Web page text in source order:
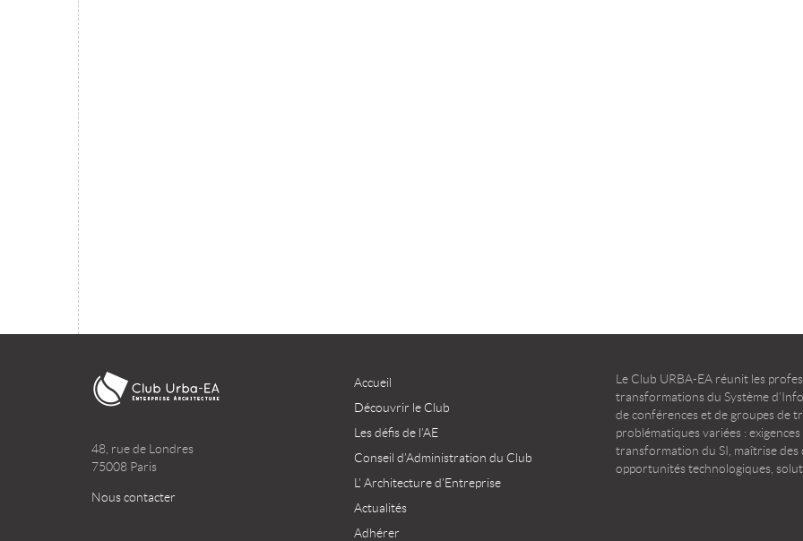
48, rue de Londres
75008 Paris
Nous contacter
Accueil
Découvrir le Club
Les défis de l’AE
Conseil d’Administration du Club
L’ Architecture d’Entreprise
Actualités
Adhérer
Le Club URBA-EA réunit les
transformations du Système
de conférences et de groupes de
problématiques variées :
transformation du SI, maîtrise des
opportunités technologiques,